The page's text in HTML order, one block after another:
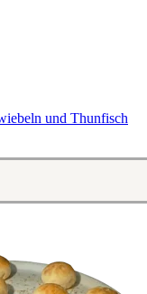
und Thunfisch